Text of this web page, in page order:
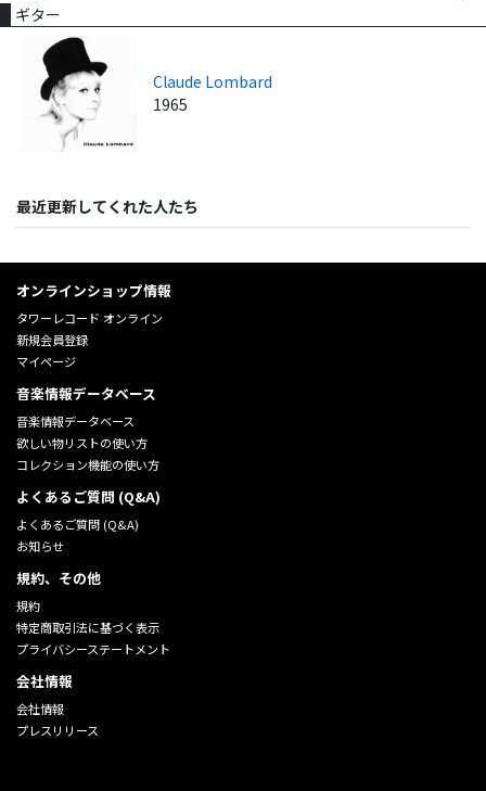
ギター
Claude Lombard
1965
最近更新してくれた人たち
オンラインショップ情報
タワーレコード オンライン
新規会員登録
マイページ
音楽情報データベース
音楽情報データベース
欲しい物リストの使い方
コレクション機能の使い方
よくあるご質問 (Q&A)
よくあるご質問 (Q&A)
お知らせ
規約、その他
規約
特定商取引法に基づく表示
プライバシーステートメント
会社情報
会社情報
プレスリリース